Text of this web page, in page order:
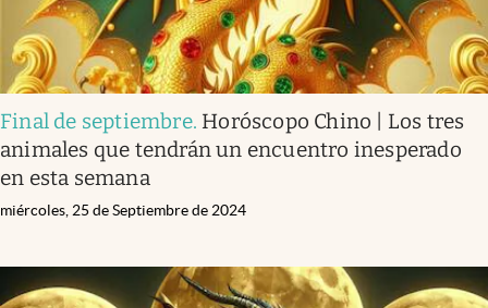
Final de septiembre. Horóscopo Chino | Los tres
animales que tendrán un encuentro inesperado
en esta semana
miércoles, 25 de Septiembre de 2024